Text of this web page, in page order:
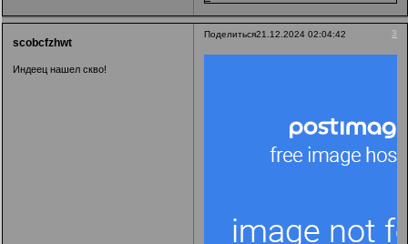
Поделиться 3
21.12.2024 02:04:42
scobcfzhwt
Индеец нашел скво!